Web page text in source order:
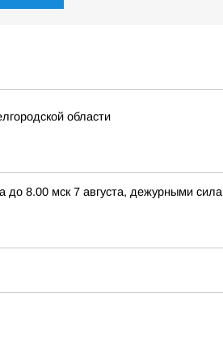
области
8.00 мск 7 августа, дежурными